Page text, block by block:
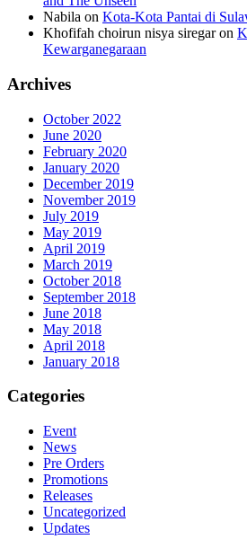
Nabila on Kota-Kota Pantai di
Khofifah choirun nisya siregaron
Kewarganegaraan
Archives
October 2022
June 2020
February 2020
January 2020
December 2019
November 2019
July 2019
May 2019
April 2019
March 2019
October 2018
September 2018
June 2018
May 2018
April 2018
January 2018
Categories
Event
News
Pre Orders
Promotions
Releases
Uncategorized
Updates